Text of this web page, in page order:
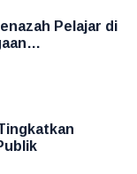
Pelajar di